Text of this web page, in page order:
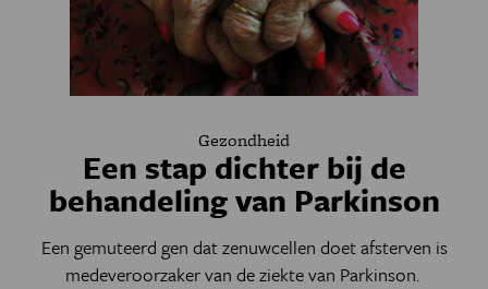
Gezondheid
Een stap dichter bij de
behandeling van Parkinson
Een gemuteerd gen dat zenuwcellen doet afsterven is
medeveroorzaker van de ziekte van Parkinson.